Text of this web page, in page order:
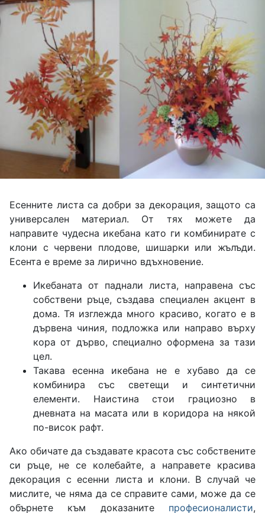
Есенните листа са добри за декорация, защото са
универсален материал. От тях можете да
направите чудесна икебана като ги комбинирате с
клони с червени плодове, шишарки или жълъди.
Есента е време за лирично вдъхновение.
Икебаната от паднали листа, направена със
собствени ръце, създава специален акцент в
дома. Тя изглежда много красиво, когато е в
дървена чиния, подложка или направо върху
кора от дърво, специално оформена за тази
цел.
Такава есенна икебана не е хубаво да се
комбинира със светещи и синтетични
елементи. Наистина стои грациозно в
дневната на масата или в коридора на някой
по-висок рафт.
Ако обичате да създавате красота със собствените
си ръце, не се колебайте, а направете красива
декорация с есенни листа и клони. В случай че
мислите, че няма да се справите сами, може да се
обърнете към доказаните професионалисти,